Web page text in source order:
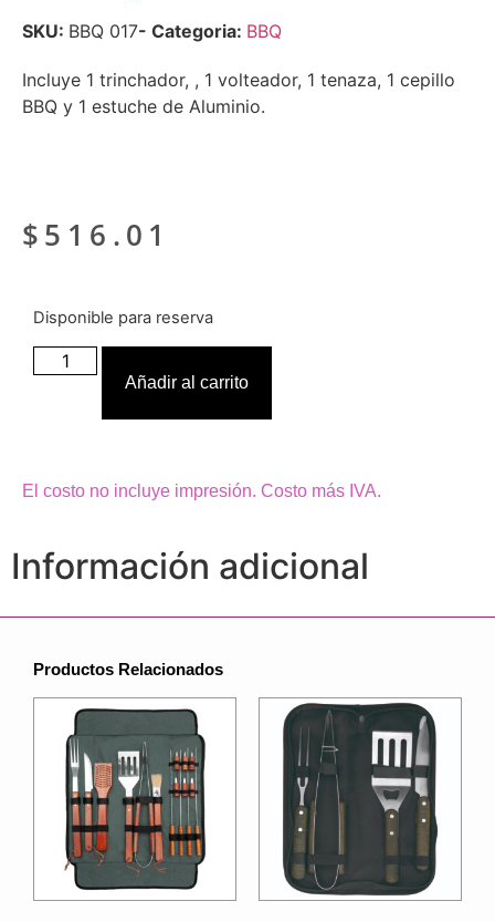
SKU: BBQ 017- Categoria: BBQ
Incluye 1 trinchador, , 1 volteador, 1 tenaza, 1 cepillo
BBQ y 1 estuche de Aluminio.
$516.01
Disponible para reserva
Añadir al carrito
El costo no incluye impresión. Costo más IVA.
Información adicional
Productos Relacionados